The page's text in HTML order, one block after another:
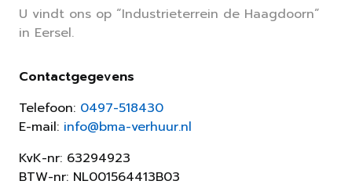
U vindt ons op “Industrieterrein de Haagdoorn”
in Eersel.
Contactgegevens
Telefoon: 0497-518430
E-mail: info@bma-verhuur.nl
KvK-nr: 63294923
BTW-nr: NL001564413B03